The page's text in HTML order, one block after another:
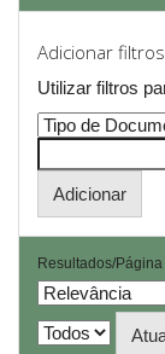
Adicionar
Utilizar filtros
Resultados/Página